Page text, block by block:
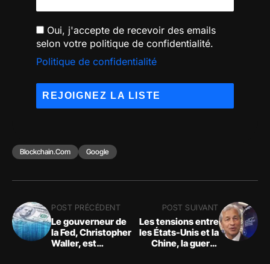
Oui, j'accepte de recevoir des emails
selon votre politique de confidentialité.
Politique de confidentialité
Blockchain.com Google
POST PRÉCÉDENT
Le gouverneur de
la Fed, Christopher
Waller, est
POST SUIVANT
Les tensions entre
les États-Unis et la
Chine, la guerre